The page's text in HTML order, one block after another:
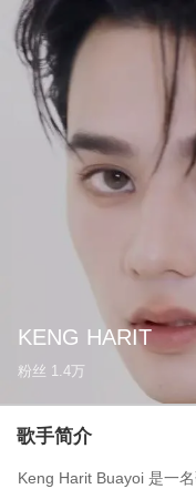
KENG HARIT
粉丝 1.4万
歌手简介
Keng Harit Buayoi 是一